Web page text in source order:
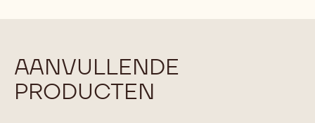
AANVULLENDE
PRODUCTEN